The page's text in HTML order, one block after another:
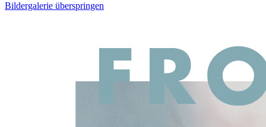
Bildergalerie überspringen